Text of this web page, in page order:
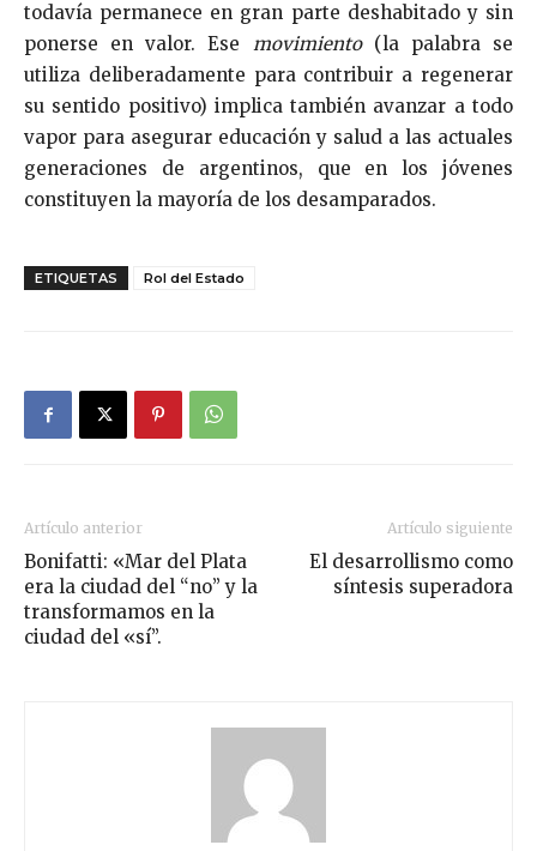
todavía permanece en gran parte deshabitado y sin
ponerse en valor. Ese movimiento(la palabra se
utiliza deliberadamente para contribuir a regenerar
su sentido positivo) implica también avanzar a todo
vapor para asegurar educación y salud a las actuales
generaciones de argentinos, que en los jóvenes
constituyen la mayoría de los desamparados.
ETIQUETAS Rol del Estado
Artículo anterior
Bonifatti: «Mar del Plata
era la ciudad del “no” y la
transformamos en la
ciudad del «sí”.
Artículo siguiente
El desarrollismo como
síntesis superadora